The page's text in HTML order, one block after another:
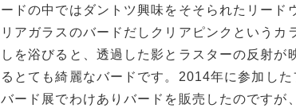
ードの中ではダントツ興味をそそられたリード
リアガラスのバードだしクリアピンクというカ
しを浴びると、透過した影とラスターの反射が
るとても綺麗なバードです。2014年に参加し
バード展でわけありバードを販売したのですが